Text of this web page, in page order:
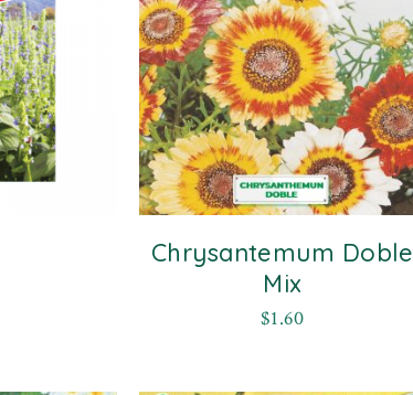
Chrysantemum Doble
Mix
$1.60